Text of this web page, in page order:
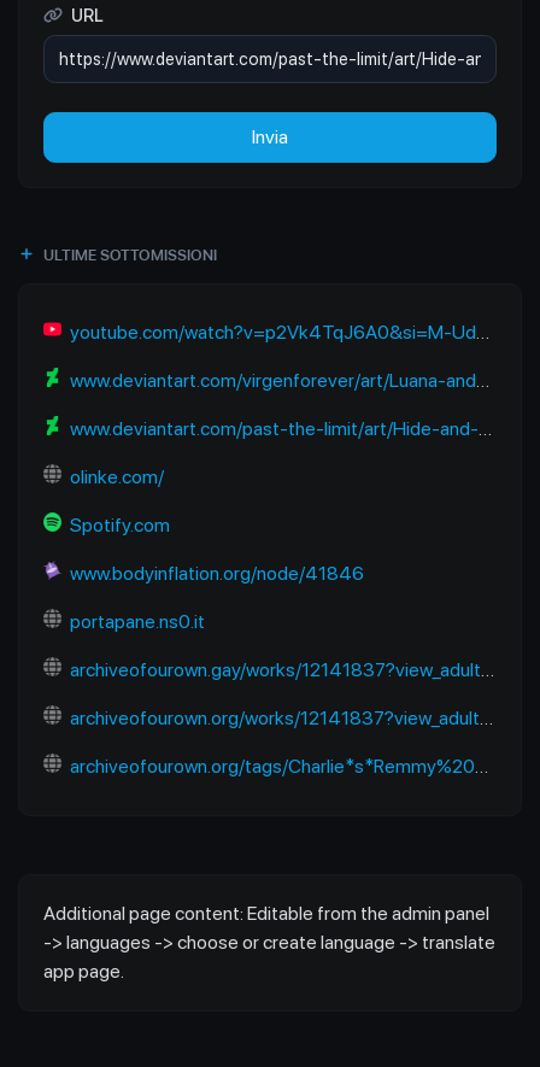
URL
Invia
ULTIME SOTTOMISSIONI
youtube.com/watch?v=p2Vk4TqJ6A0&si=M-UdOAf6s0ZL9mfV
www.deviantart.com/virgenforever/art/Luana-and-the-Blueberry-Travel-912884445
www.deviantart.com/past-the-limit/art/Hide-and-Eat-357265476
olinke.com/
Spotify.com
www.bodyinflation.org/node/41846
portapane.ns0.it
archiveofourown.gay/works/12141837?view_adult=true
archiveofourown.org/works/12141837?view_adult=true
archiveofourown.org/tags/Charlie*s*Remmy%20Cormo%20(Zootopia:%20Pack%20Street)/works
Additional page content: Editable from the admin panel
-> languages -> choose or create language -> translate
app page.